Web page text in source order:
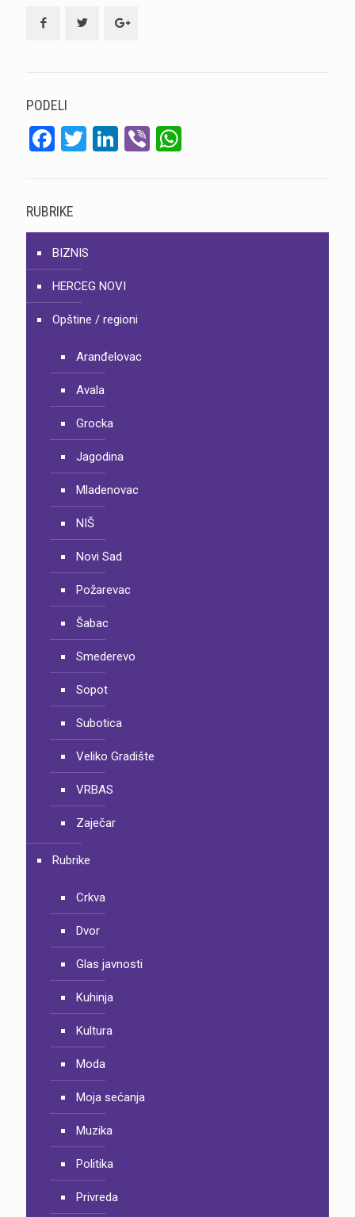
PODELI
Facebook
Twitter
LinkedIn
Viber
RUBRIKE
BIZNIS
HERCEG NOVI
Opštine / regioni
Aranđelovac
Avala
Grocka
Jagodina
Mladenovac
NIŠ
Novi Sad
Požarevac
Šabac
Smederevo
Sopot
Subotica
Veliko Gradište
VRBAS
Zaječar
Rubrike
Crkva
Dvor
Glas javnosti
Kuhinja
Kultura
Moda
Moja sećanja
Muzika
Politika
Privreda